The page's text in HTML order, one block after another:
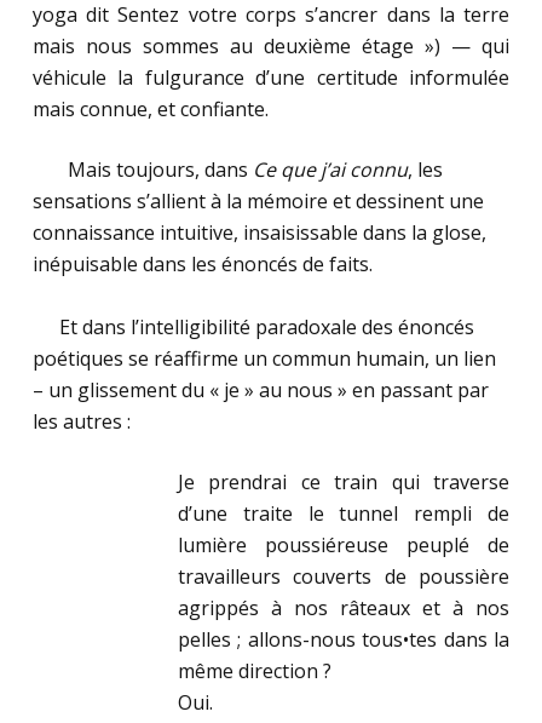
yoga dit Sentez votre corps s’ancrer dans la terre
mais nous sommes au deuxième étage ») — qui
véhicule la fulgurance d’une certitude informulée
mais connue, et confiante.
Mais toujours, dans Ce que j’ai connu, les
sensations s’allient à la mémoire et dessinent une
connaissance intuitive, insaisissable dans la glose,
inépuisable dans les énoncés de faits.
Et dans l’intelligibilité paradoxale des énoncés
poétiques se réaffirme un commun humain, un lien
– un glissement du « je » au nous » en passant par
les autres :
Je prendrai ce train qui traverse
d’une traite le tunnel rempli de
lumière poussiéreuse peuplé de
travailleurs couverts de poussière
agrippés à nos râteaux et à nos
pelles ; allons-nous tous•tes dans la
même direction ?
Oui.